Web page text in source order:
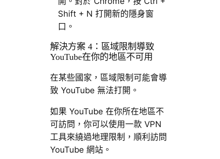
Shift + N 打開新的隱身窗
口。
解決方案 4：區域限制導致
YouTube在你的地區不可用
在某些國家，區域限制可能會導
致 YouTube 無法打開。
如果 YouTube 在你所在地區不
可訪問，你可以使用一款 VPN
工具來繞過地理限制，順利訪問
YouTube 網站。